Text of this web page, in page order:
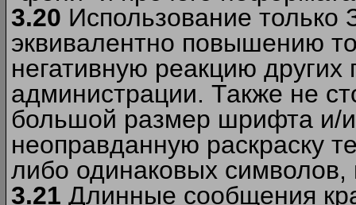
3.20 Использование
эквивалентно повышению
негативную реакцию
администрации. Также не
большой размер шрифта и/
неоправданную раскраску
либо одинаковых
3.21 Длинные сообщения